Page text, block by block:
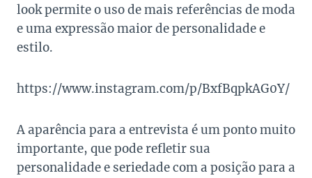
look permite o uso de mais referências de moda
e uma expressão maior de personalidade e
estilo.
https://www.instagram.com/p/BxfBqpkAG0Y/
A aparência para a entrevista é um ponto muito
importante, que pode refletir sua
personalidade e seriedade com a posição para a